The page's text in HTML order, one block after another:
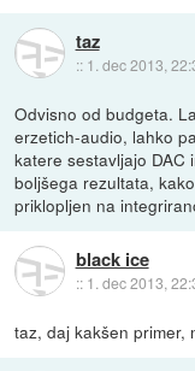
taz
:: 1. dec 2013,
Odvisno od budgeta.
erzetich-audio, lahko
katere sestavljajo
boljšega rezultata,
priklopljen na
black ice
:: 1. dec 2013,
taz, daj kakšen primer,